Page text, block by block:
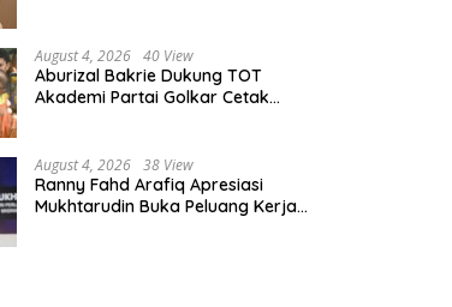
August 4, 2026 40 View
Aburizal Bakrie Dukung TOT
Akademi Partai Golkar Cetak
August 4, 2026 38 View
Ranny Fahd Arafiq Apresiasi
Mukhtarudin Buka Peluang Kerja